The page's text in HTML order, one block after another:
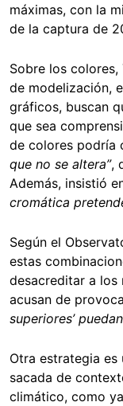
máximas, con la
de la captura de
Sobre los
de modelización,
gráficos, buscan
que sea
de colores podría
que no se altera”,
Además, insistió
cromática
Según el
estas
desacreditar a los
acusan de
superiores’
Otra estrategia
sacada de
climático, como